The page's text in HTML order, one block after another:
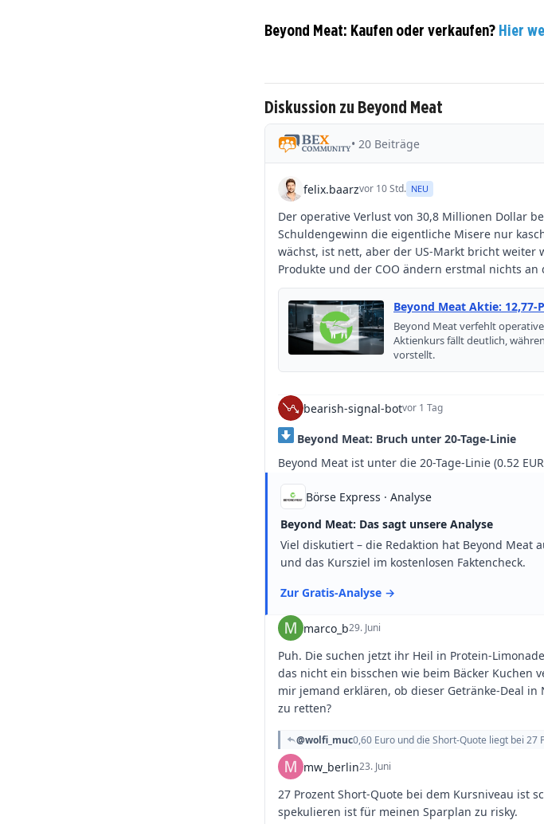
Beyond Meat: Kaufen oder verkaufen? Hier
Diskussion zu Beyond Meat